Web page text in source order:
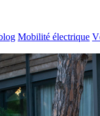
Mobilité électrique